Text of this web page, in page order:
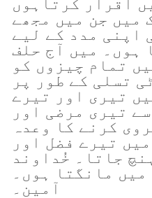
اقرار کرتاہوں
میں جن میں مجھے
اپنی مدد کے لیے
ہوں۔ میں آج حلف
تمام چیزوں کو
تسلی کے طور پر
تیری اور تیرے
تیری مرضی اور
کرنے کا وعدہ
تیرے فضل اور
جاتا۔ خُداوند
میں مانگتا ہوں۔
آمین۔